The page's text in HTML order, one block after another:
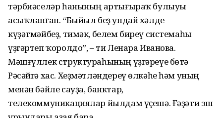
тәрбиәселәр һанының артығыраҡ булыуы
асыҡланған. “Быйыл беҙ ундай хәлде
күҙәтмәйбеҙ, тимәк, белем биреү системаһы
үҙгәртеп ҡоролдо”, – ти Ленара Иванова.
Мәшғүллек структураһының үҙгәреүе бөтә
Рәсәйгә хас. Хеҙмәтләндереү өлкәһе һәм уның
менән бәйле сауҙа, банктар,
телекоммуникациялар йылдам үҫешә. Ғәҙәти эш